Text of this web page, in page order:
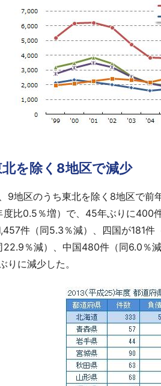
を除く8地区で減少
地区のうち東北を除く8地区で前
比0.5％増）で、45年ぶりに400
件（同5.3％減）、四国が181
％減）、中国480件（同6.0％
に減少した。